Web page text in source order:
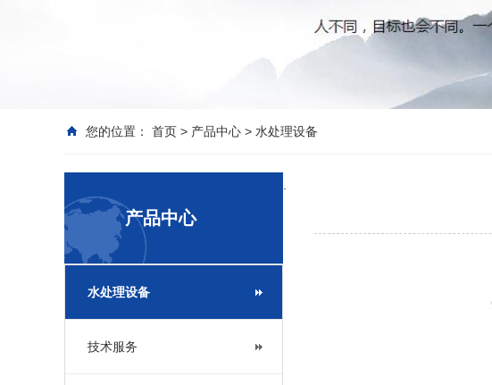
您的位置： 首页 > 产品中心 > 水处理设备
产品中心
水处理设备
技术服务